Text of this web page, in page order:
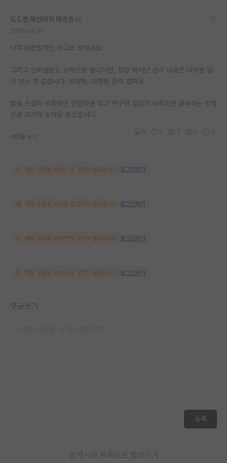
도도한 하인리히 헤르츠
너무 이분법적인 사고로 보이네요.
그리고 오버셀링도 능력으로 봅니다만, 정말 뛰어난 연구 내용은 대부분 알
아 보는 것 같습니다. 외양형, 내향형 관계 없이요.
발표 스킬이 부족하면 연습하면 되고 연구의 깊이가 부족하면 공부하는 방향
으로 각자의 능력을 향상합시다.
대댓글 쓰기
해당 댓글을 보려면 로그인이 필요합니다. 로그인하기
해당 댓글을 보려면 로그인이 필요합니다. 로그인하기
해당 댓글을 보려면 로그인이 필요합니다. 로그인하기
해당 댓글을 보려면 로그인이 필요합니다. 로그인하기
댓글쓰기
등록
게시판 목록으로 돌아가기